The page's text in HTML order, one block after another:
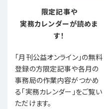
限定記事や
実務カレンダーが読めま
す！
「月刊公益オンライン」の無料
登録の方限定記事や各月の
事務局の作業内容がつかめ
る「実務カレンダー」をご覧い
ただけます。